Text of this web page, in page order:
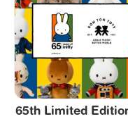
65th Limited